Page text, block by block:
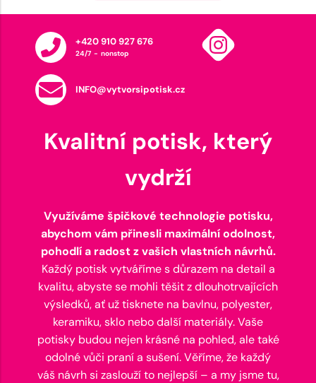
+420 910 927 676
24/7 - nonstop
INFO@vytvorsipotisk.cz
Kvalitní potisk, který
vydrží
Využíváme špičkové technologie potisku,
abychom vám přinesli maximální odolnost,
pohodlí a radost z vašich vlastních návrhů.
Každý potisk vytváříme s důrazem na detail a
kvalitu, abyste se mohli těšit z dlouhotrvajících
výsledků, ať už tisknete na bavlnu, polyester,
keramiku, sklo nebo další materiály. Vaše
potisky budou nejen krásné na pohled, ale také
odolné vůči praní a sušení. Věříme, že každý
váš návrh si zaslouží to nejlepší – a my jsme tu,